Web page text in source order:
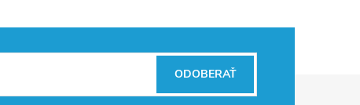
ODOBERAŤ